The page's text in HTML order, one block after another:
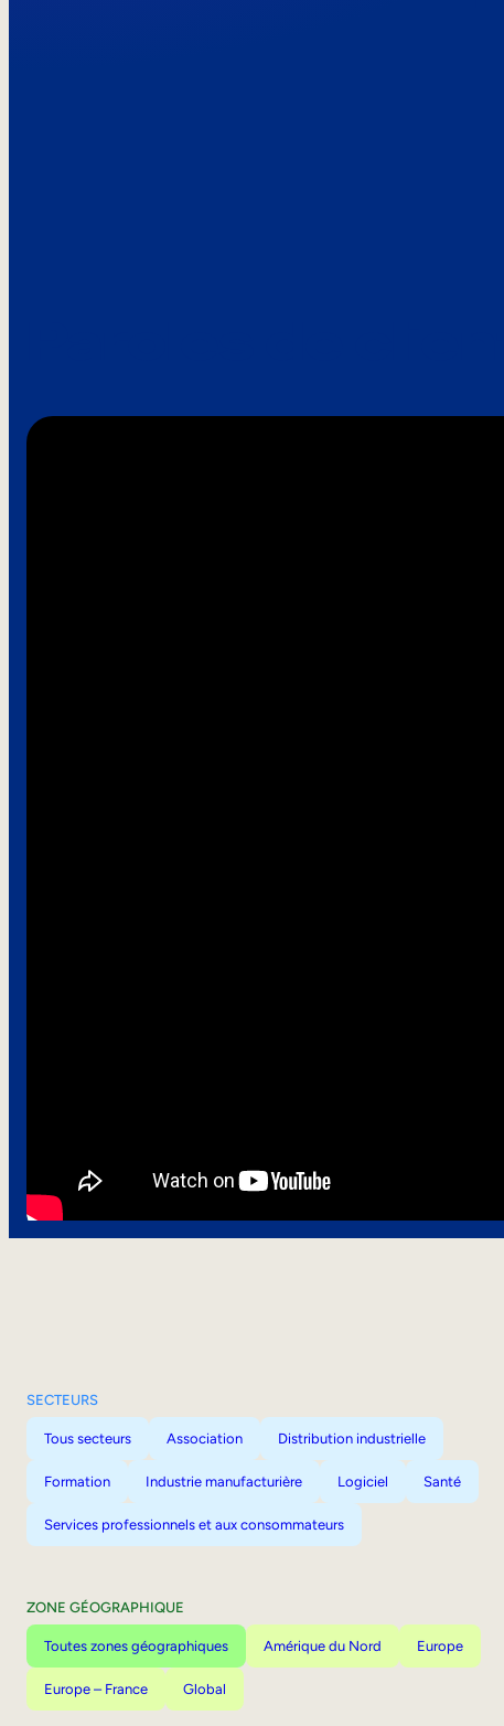
SECTEURS
Tous secteurs Association Distribution industrielle
Formation Industrie manufacturière Logiciel Santé
Services professionnels et aux consommateurs
ZONE GÉOGRAPHIQUE
Toutes zones géographiques Amérique du Nord Europe
Europe – France Global